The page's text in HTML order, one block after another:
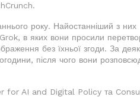
року. Найостанніший з них
в яких вони просили
без їхньої згоди. За
після чого вони
for AI and Digital Policy та